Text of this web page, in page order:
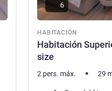
HABITACIÓN
Habitación
size
6
2 pers. máx. 29